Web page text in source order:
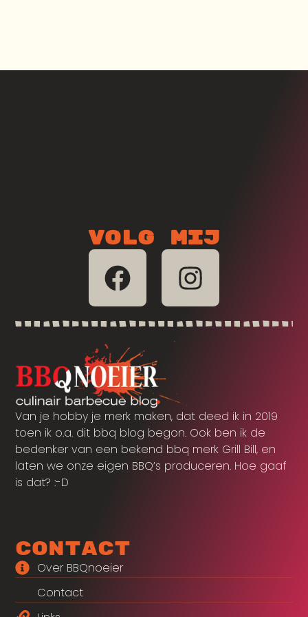
Volg mij
Van je hobby je merk maken, dat deed ik in 2019
toen ik o.a. dit bbq blog begon. Ook ben ik de
bedenker van een bekend bbq merk Grill Bill, en
laten we onze eigen BBQ’s produceren. Hoe gaaf
is dat? :-D
Contact
Over BBQnoeier
Contact